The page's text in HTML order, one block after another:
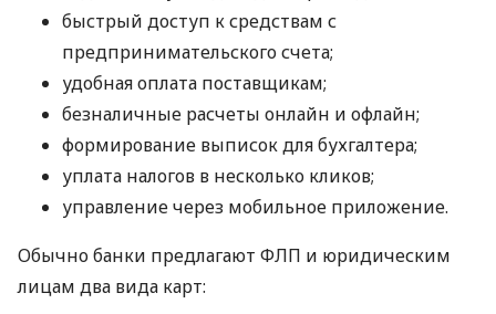
быстрый доступ к средствам с
предпринимательского счета;
удобная оплата поставщикам;
безналичные расчеты онлайн и офлайн;
формирование выписок для бухгалтера;
уплата налогов в несколько кликов;
управление через мобильное приложение.
Обычно банки предлагают ФЛП и юридическим
лицам два вида карт: